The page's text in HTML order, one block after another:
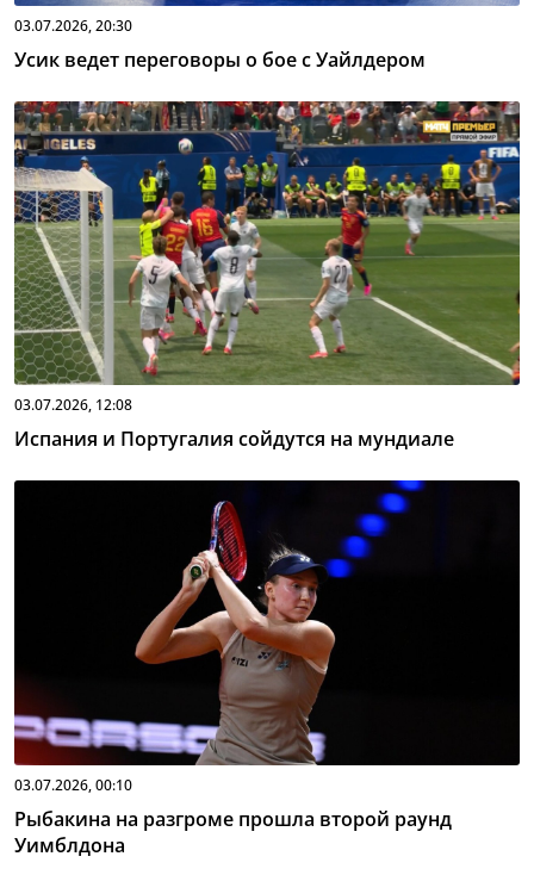
03.07.2026, 20:30
Усик ведет переговоры о бое с Уайлдером
03.07.2026, 12:08
Испания и Португалия сойдутся на мундиале
03.07.2026, 00:10
Рыбакина на разгроме прошла второй раунд
Уимблдона